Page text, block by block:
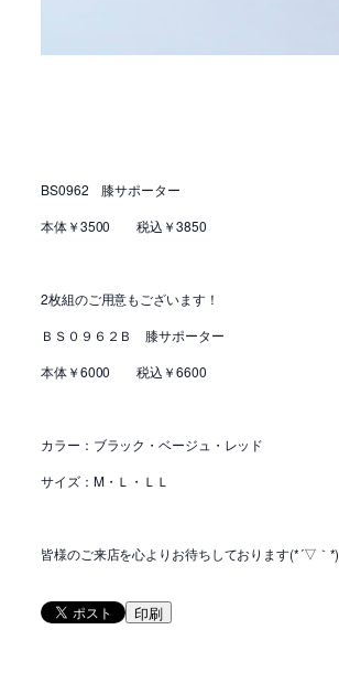
BS0962 膝サポーター
本体￥3500 税込￥3850
2枚組のご用意もございます！
ＢＳ０９６２Ｂ 膝サポーター
本体￥6000 税込￥6600
カラー：ブラック・ベージュ・レッド
サイズ：M・Ｌ・ＬＬ
皆様のご来店を心よりお待ちしております(*´▽｀*)
印刷